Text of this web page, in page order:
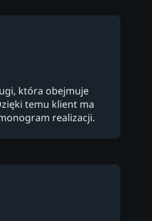
która obejmuje
temu klient ma
realizacji.